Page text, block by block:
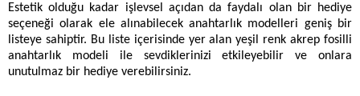
Estetik olduğu kadar işlevsel açıdan da faydalı olan bir hediye
seçeneği olarak ele alınabilecek anahtarlık modelleri geniş bir
listeye sahiptir. Bu liste içerisinde yer alan yeşil renk akrep fosilli
anahtarlık modeli ile sevdiklerinizi etkileyebilir ve onlara
unutulmaz bir hediye verebilirsiniz.